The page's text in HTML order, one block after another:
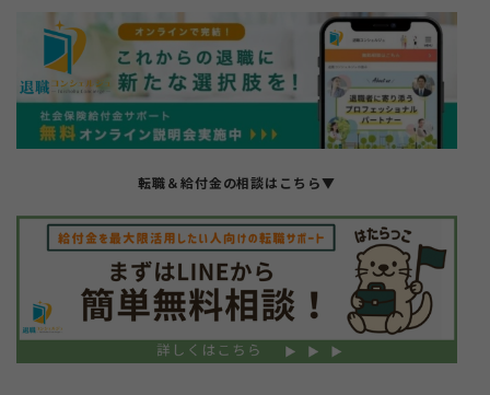
転職＆給付金の相談はこちら▼